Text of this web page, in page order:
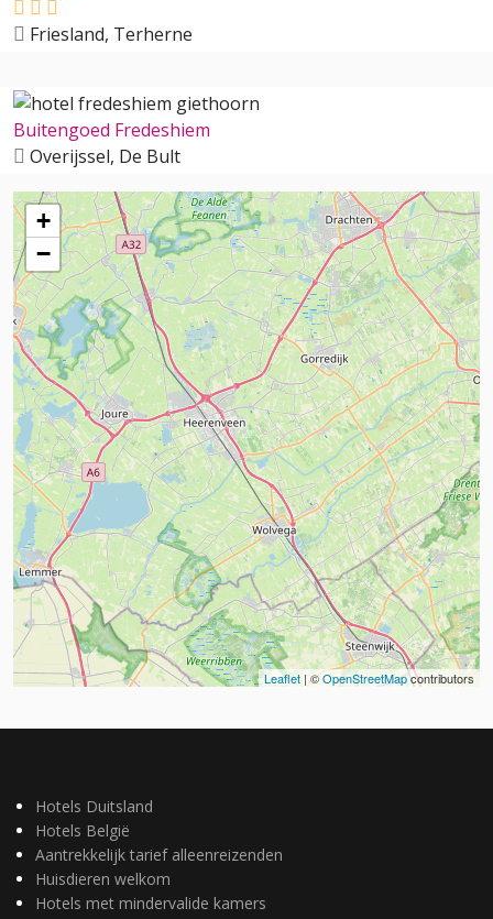
Friesland, Terherne
Buitengoed Fredeshiem
Overijssel, De Bult
+
−
Leaflet | ©OpenStreetMapcontributors
Hotels Duitsland
Hotels België
Aantrekkelijk tarief alleenreizenden
Huisdieren welkom
Hotels met mindervalide kamers